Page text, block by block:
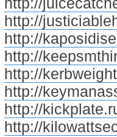
http://
http://
http://
http://
http://
http://
http://